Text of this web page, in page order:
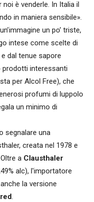
è venderle. In Italia il
in maniera sensibile».
un po’ triste,
intese come scelte di
dal tenue sapore
interessanti
per Alcol Free), che
profumi di luppolo
un minimo di
segnalare una
creata nel 1978 e
a Clausthaler
alc), l'importatore
la versione
.